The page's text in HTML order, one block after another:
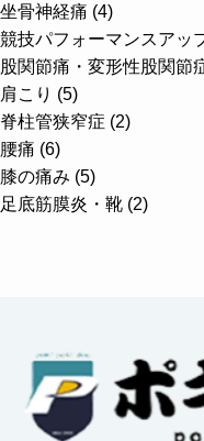
坐骨神経痛 (4)
競技パフォーマンスアッ
股関節痛・変形性股関節
肩こり (5)
脊柱管狭窄症 (2)
腰痛 (6)
膝の痛み (5)
足底筋膜炎・靴 (2)